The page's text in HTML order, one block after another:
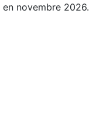
novembre 2026.